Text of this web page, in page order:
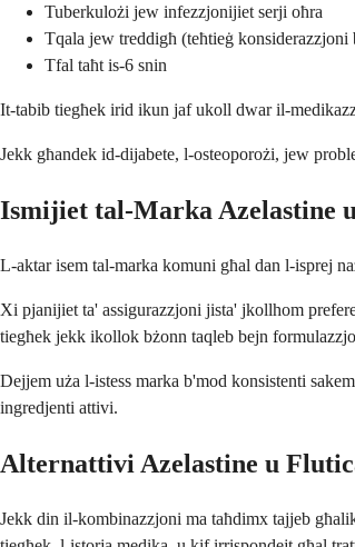
Tuberkulożi jew infezzjonijiet serji oħra
Tqala jew treddigħ (teħtieġ konsiderazzjoni
Tfal taħt is-6 snin
It-tabib tiegħek irid ikun jaf ukoll dwar il-
Jekk għandek id-dijabete, l-osteoporożi, jew
Ismijiet tal-Marka Azelastine
L-aktar isem tal-marka komuni għal dan l-isprej
Xi pjanijiet ta' assigurazzjoni jista' jkollhom
tiegħek jekk ikollok bżonn taqleb bejn
Dejjem uża l-istess marka b'mod konsistenti
ingredjenti attivi.
Alternattivi Azelastine u
Jekk din il-kombinazzjoni ma taħdimx tajjeb